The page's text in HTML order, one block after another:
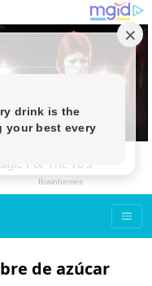
de azúcar